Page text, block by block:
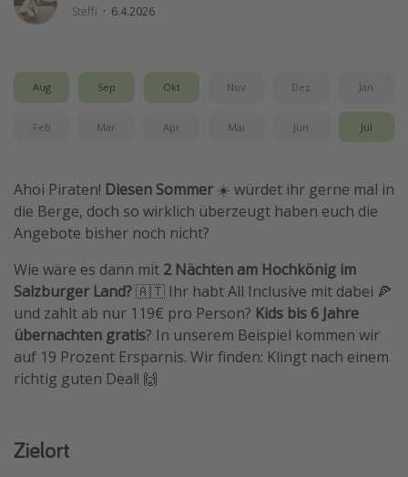
Roadtrips
Strandurlaub
Gruppenreisen
Hotels in Amsterdam
Hotels am Achensee
Weitere Themen
Reise Journal
Familienurlaub in der Türkei
Rundreisen in Thailand
Bahnreisen in der Schweiz
Travel Know How
Steffi · 6.4.2026
Aug Sep Okt Nov Dez Jan
Feb Mär Apr Mai Jun Jul
Ahoi Piraten! Diesen Sommer ☀️ würdet ihr gerne mal in
die Berge, doch so wirklich überzeugt haben euch die
Angebote bisher noch nicht?
Wie wäre es dann mit 2 Nächten am Hochkönig im
Salzburger Land?🇦🇹 Ihr habt All Inclusive mit dabei 🍕
und zahlt ab nur 119€ pro Person? Kids bis 6 Jahre
übernachten gratis? In unserem Beispiel kommen wir
auf 19 Prozent Ersparnis. Wir finden: Klingt nach einem
richtig guten Deal! 🙌
Zielort